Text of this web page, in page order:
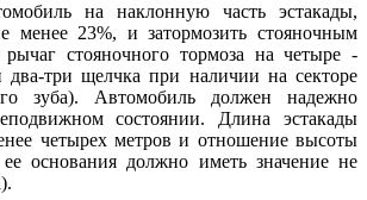
на наклонную часть эстакады,
23%, и затормозить стояночным
рычаг стояночного тормоза на четыре -
два-три щелчка при наличии на секторе
зуба). Автомобиль должен надежно
состоянии. Длина эстакады
четырех метров и отношение высоты
основания должно иметь значение не